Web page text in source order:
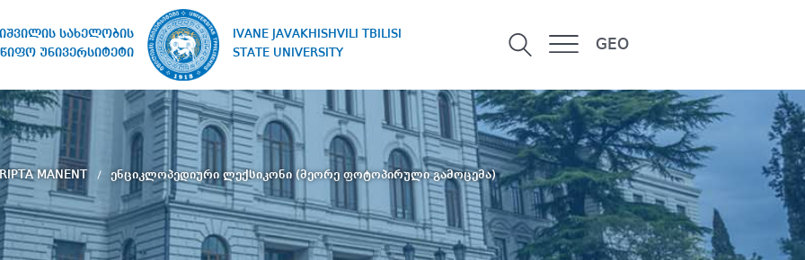
სახელობის
უნივერსიტეტი
IVANE JAVAKHISHVILI TBILISI
STATE UNIVERSITY
GEO
MANENT ენციკლოპედიური ლექსიკონი (მეორე ფოტოპირული გამოცემა)